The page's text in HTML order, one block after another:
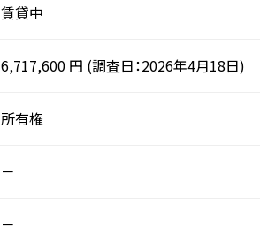
賃貸中
6,717,600 円 (調査日：2026年4月18日)
所有権
－
－